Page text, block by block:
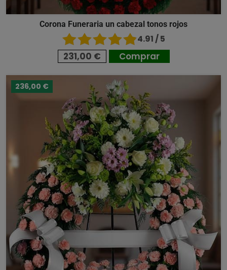
Corona Funeraria un cabezal tonos rojos
4.91 / 5
231,00 € Comprar
236,00 €